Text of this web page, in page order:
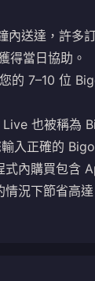
內送達，許多
得當日協助。
的 7–10 位
也被稱為
入正確的 Bigo
式內購買包含
況下節省高